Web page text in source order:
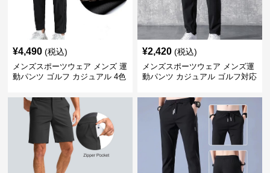
¥4,490 (税込)
メンズスポーツウェア メンズ 運
動パンツ ゴルフ カジュアル 4色
¥2,420 (税込)
メンズスポーツウェア メンズ運
動パンツ カジュアル ゴルフ対応